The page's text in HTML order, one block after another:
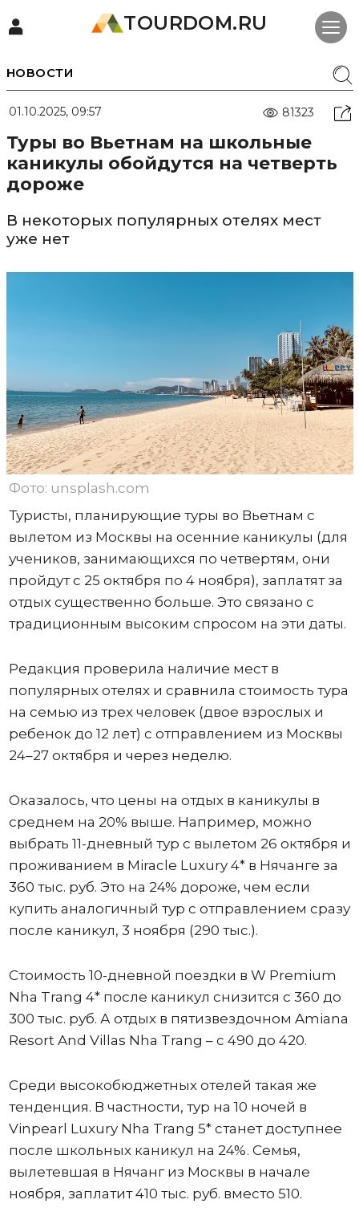
TOURDOM.RU
НОВОСТИ
01.10.2025, 09:57 81323
Туры во Вьетнам на школьные
каникулы обойдутся на четверть
дороже
В некоторых популярных отелях мест
уже нет
Фото: unsplash.com
Туристы, планирующие туры во Вьетнам с
вылетом из Москвы на осенние каникулы (для
учеников, занимающихся по четвертям, они
пройдут с 25 октября по 4 ноября), заплатят за
отдых существенно больше. Это связано с
традиционным высоким спросом на эти даты.
Редакция проверила наличие мест в
популярных отелях и сравнила стоимость тура
на семью из трех человек (двое взрослых и
ребенок до 12 лет) с отправлением из Москвы
24–27 октября и через неделю.
Оказалось, что цены на отдых в каникулы в
среднем на 20% выше. Например, можно
выбрать 11-дневный тур с вылетом 26 октября и
проживанием в Miracle Luxury 4* в Нячанге за
360 тыс. руб. Это на 24% дороже, чем если
купить аналогичный тур с отправлением сразу
после каникул, 3 ноября (290 тыс.).
Стоимость 10-дневной поездки в W Premium
Nha Trang 4* после каникул снизится с 360 до
300 тыс. руб. А отдых в пятизвездочном Amiana
Resort And Villas Nha Trang – с 490 до 420.
Среди высокобюджетных отелей такая же
тенденция. В частности, тур на 10 ночей в
Vinpearl Luxury Nha Trang 5* станет доступнее
после школьных каникул на 24%. Семья,
вылетевшая в Нячанг из Москвы в начале
ноября, заплатит 410 тыс. руб. вместо 510.